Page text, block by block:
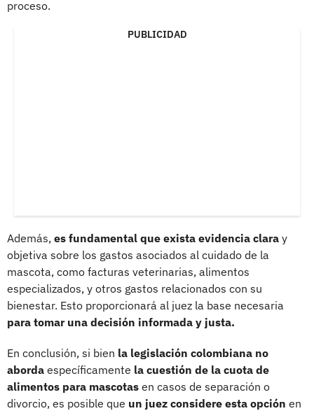
proceso.
PUBLICIDAD
Además, es fundamental que exista evidencia clara y
objetiva sobre los gastos asociados al cuidado de la
mascota, como facturas veterinarias, alimentos
especializados, y otros gastos relacionados con su
bienestar. Esto proporcionará al juez la base necesaria
para tomar una decisión informada y justa.
En conclusión, si bien la legislación colombiana no
aborda específicamente la cuestión de la cuota de
alimentos para mascotas en casos de separación o
divorcio, es posible que un juez considere esta opción en